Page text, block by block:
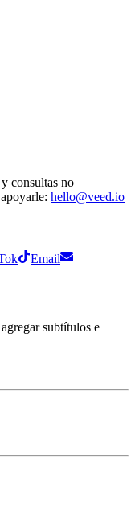
consultas no
hello@veed.io
Email
subtítulos e